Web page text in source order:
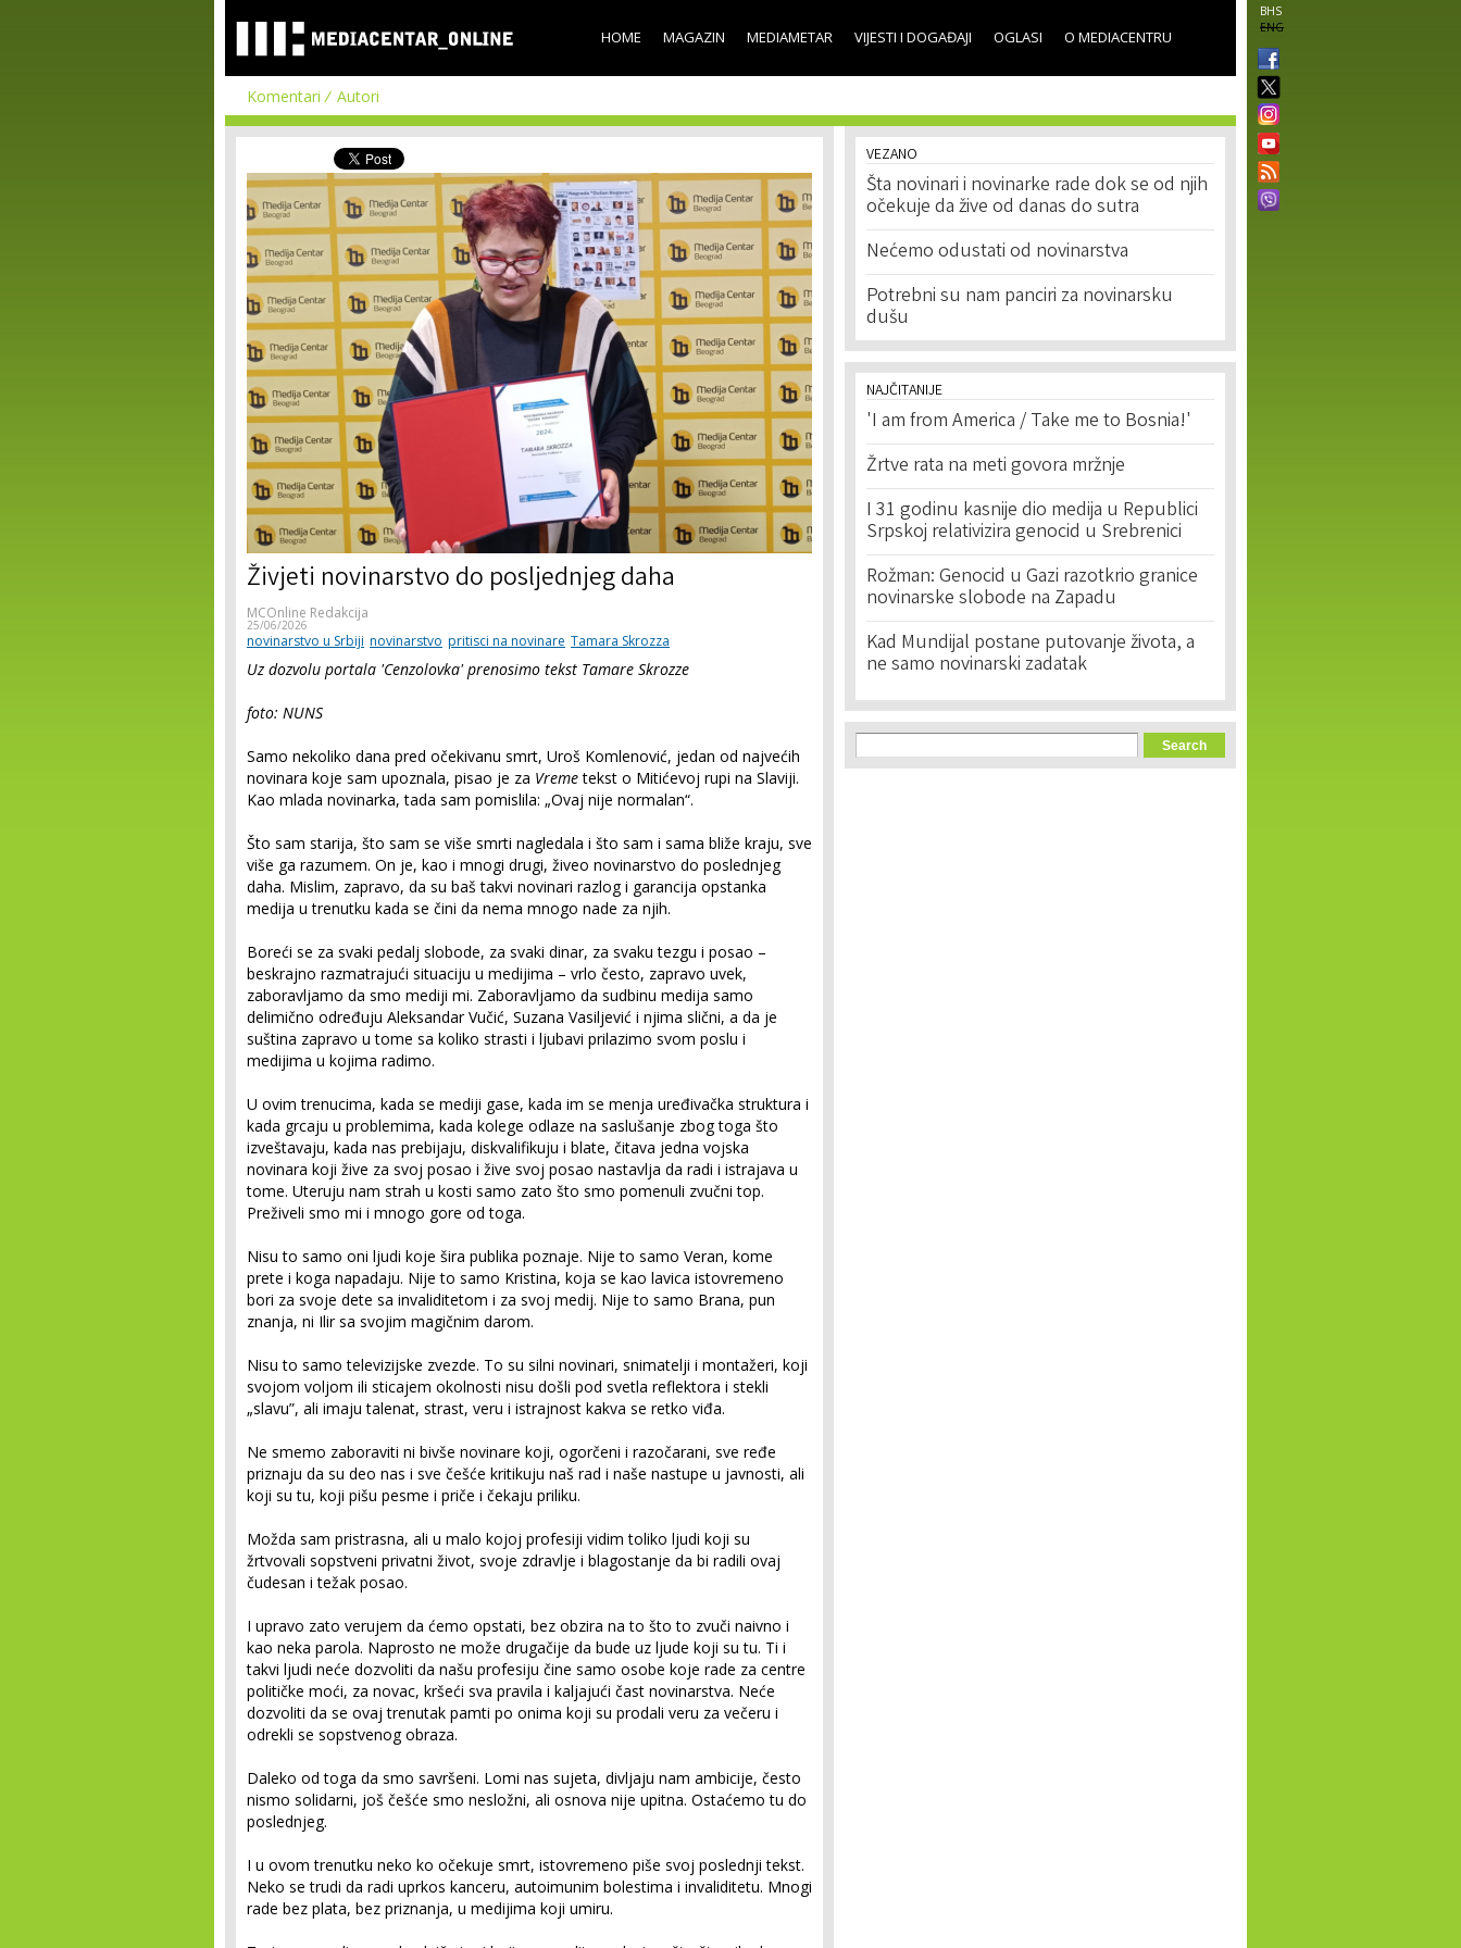
main
content
BHS
ENG
HOME MAGAZIN MEDIAMETAR VIJESTI I DOGAĐAJI OGLASI O MEDIACENTRU
Komentari Autori
Živjeti novinarstvo do posljednjeg daha
MCOnline Redakcija
25/06/2026
novinarstvo u Srbiji novinarstvo pritisci na novinare Tamara Skrozza
Uz dozvolu portala 'Cenzolovka' prenosimo tekst Tamare Skrozze
foto: NUNS
Samo nekoliko dana pred očekivanu smrt, Uroš Komlenović, jedan od najvećih
novinara koje sam upoznala, pisao je za Vremetekst o Mitićevoj rupi na Slaviji.
Kao mlada novinarka, tada sam pomislila: „Ovaj nije normalan“.
Što sam starija, što sam se više smrti nagledala i što sam i sama bliže kraju, sve
više ga razumem. On je, kao i mnogi drugi, živeo novinarstvo do poslednjeg
daha. Mislim, zapravo, da su baš takvi novinari razlog i garancija opstanka
medija u trenutku kada se čini da nema mnogo nade za njih.
Boreći se za svaki pedalj slobode, za svaki dinar, za svaku tezgu i posao –
beskrajno razmatrajući situaciju u medijima – vrlo često, zapravo uvek,
zaboravljamo da smo mediji mi. Zaboravljamo da sudbinu medija samo
delimično određuju Aleksandar Vučić, Suzana Vasiljević i njima slični, a da je
suština zapravo u tome sa koliko strasti i ljubavi prilazimo svom poslu i
medijima u kojima radimo.
U ovim trenucima, kada se mediji gase, kada im se menja uređivačka struktura i
kada grcaju u problemima, kada kolege odlaze na saslušanje zbog toga što
izveštavaju, kada nas prebijaju, diskvalifikuju i blate, čitava jedna vojska
novinara koji žive za svoj posao i žive svoj posao nastavlja da radi i istrajava u
tome. Uteruju nam strah u kosti samo zato što smo pomenuli zvučni top.
Preživeli smo mi i mnogo gore od toga.
Nisu to samo oni ljudi koje šira publika poznaje. Nije to samo Veran, kome
prete i koga napadaju. Nije to samo Kristina, koja se kao lavica istovremeno
bori za svoje dete sa invaliditetom i za svoj medij. Nije to samo Brana, pun
znanja, ni Ilir sa svojim magičnim darom.
Nisu to samo televizijske zvezde. To su silni novinari, snimatelji i montažeri, koji
svojom voljom ili sticajem okolnosti nisu došli pod svetla reflektora i stekli
„slavu”, ali imaju talenat, strast, veru i istrajnost kakva se retko viđa.
Ne smemo zaboraviti ni bivše novinare koji, ogorčeni i razočarani, sve ređe
priznaju da su deo nas i sve češće kritikuju naš rad i naše nastupe u javnosti, ali
koji su tu, koji pišu pesme i priče i čekaju priliku.
Možda sam pristrasna, ali u malo kojoj profesiji vidim toliko ljudi koji su
žrtvovali sopstveni privatni život, svoje zdravlje i blagostanje da bi radili ovaj
čudesan i težak posao.
I upravo zato verujem da ćemo opstati, bez obzira na to što to zvuči naivno i
kao neka parola. Naprosto ne može drugačije da bude uz ljude koji su tu. Ti i
takvi ljudi neće dozvoliti da našu profesiju čine samo osobe koje rade za centre
političke moći, za novac, kršeći sva pravila i kaljajući čast novinarstva. Neće
dozvoliti da se ovaj trenutak pamti po onima koji su prodali veru za večeru i
odrekli se sopstvenog obraza.
Daleko od toga da smo savršeni. Lomi nas sujeta, divljaju nam ambicije, često
nismo solidarni, još češće smo nesložni, ali osnova nije upitna. Ostaćemo tu do
poslednjeg.
I u ovom trenutku neko ko očekuje smrt, istovremeno piše svoj poslednji tekst.
Neko se trudi da radi uprkos kanceru, autoimunim bolestima i invaliditetu. Mnogi
rade bez plata, bez priznanja, u medijima koji umiru.
VEZANO
Šta novinari i novinarke rade dok se od njih
očekuje da žive od danas do sutra
Nećemo odustati od novinarstva
Potrebni su nam panciri za novinarsku
dušu
NAJČITANIJE
'I am from America / Take me to Bosnia!'
Žrtve rata na meti govora mržnje
I 31 godinu kasnije dio medija u Republici
Srpskoj relativizira genocid u Srebrenici
Rožman: Genocid u Gazi razotkrio granice
novinarske slobode na Zapadu
Kad Mundijal postane putovanje života, a
ne samo novinarski zadatak
Search form
Search